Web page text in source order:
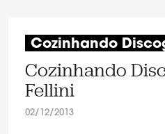
Cozinhando
Cozinhando
Fellini
02/12/2013